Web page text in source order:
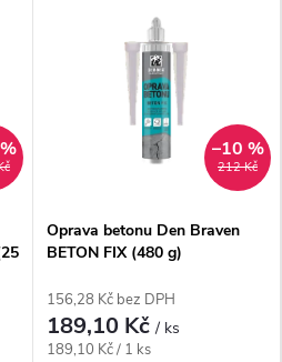
212 Kč
–10 %
Oprava betonu Den Braven
BETON FIX (480 g)
156,28 Kč bez DPH
189,10 Kč/ ks
Měrná
189,10 Kč / 1 ks